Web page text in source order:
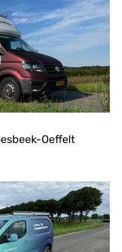
Oeffelt